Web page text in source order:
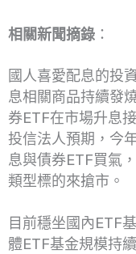
相關新聞摘錄 ：
國人喜愛配息的投
息相關商品持續發
券ETF在市場升息
投信法人預期，今
息與債券ETF買氣
類型標的來搶市。
目前穩坐國內ETF
體ETF基金規模持